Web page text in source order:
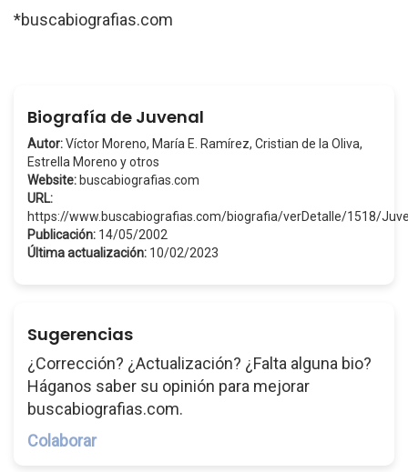
*buscabiografias.com
Biografía de Juvenal
Autor:Víctor Moreno, María E. Ramírez, Cristian de la Oliva,
Estrella Moreno y otros
Website: buscabiografias.com
URL:
https://www.buscabiografias.com/biografia/verDetalle/1518/
Publicación: 14/05/2002
Última actualización: 10/02/2023
Sugerencias
¿Corrección? ¿Actualización? ¿Falta alguna bio?
Háganos saber su opinión para mejorar
buscabiografias.com.
Colaborar